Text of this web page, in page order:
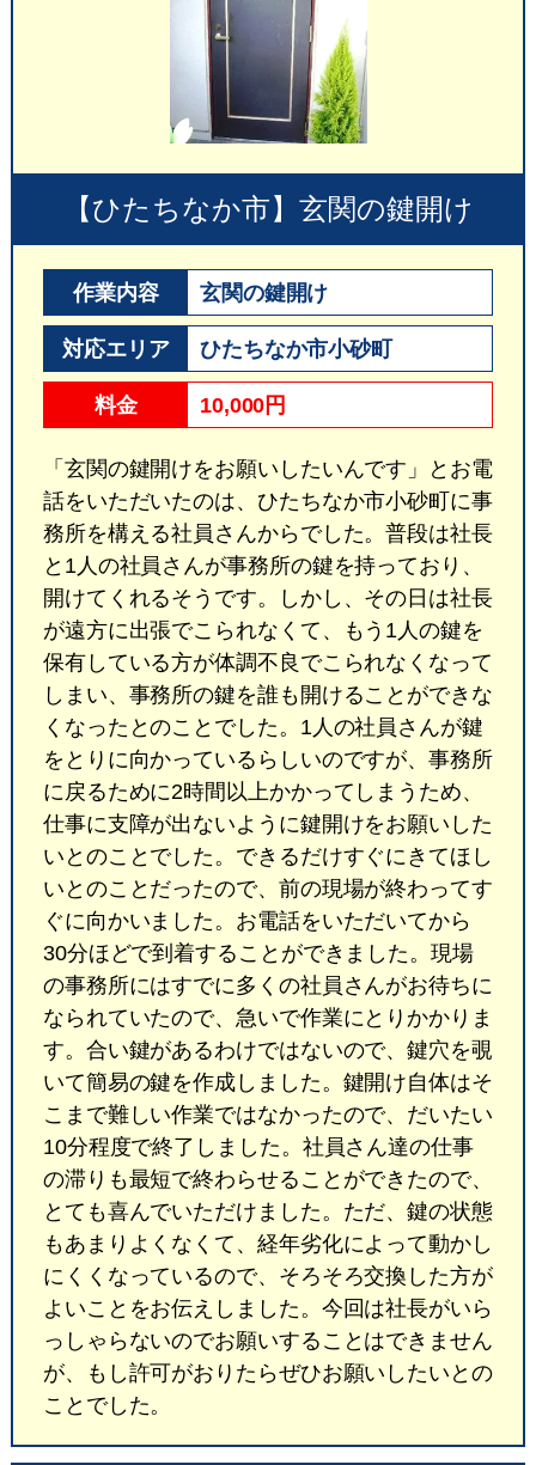
【ひたちなか市】玄関の鍵開け
作業内容 玄関の鍵開け
対応エリア ひたちなか市小砂町
料金 10,000円
「玄関の鍵開けをお願いしたいんです」とお電
話をいただいたのは、ひたちなか市小砂町に事
務所を構える社員さんからでした。普段は社長
と1人の社員さんが事務所の鍵を持っており、
開けてくれるそうです。しかし、その日は社長
が遠方に出張でこられなくて、もう1人の鍵を
保有している方が体調不良でこられなくなって
しまい、事務所の鍵を誰も開けることができな
くなったとのことでした。1人の社員さんが鍵
をとりに向かっているらしいのですが、事務所
に戻るために2時間以上かかってしまうため、
仕事に支障が出ないように鍵開けをお願いした
いとのことでした。できるだけすぐにきてほし
いとのことだったので、前の現場が終わってす
ぐに向かいました。お電話をいただいてから
30分ほどで到着することができました。現場
の事務所にはすでに多くの社員さんがお待ちに
なられていたので、急いで作業にとりかかりま
す。合い鍵があるわけではないので、鍵穴を覗
いて簡易の鍵を作成しました。鍵開け自体はそ
こまで難しい作業ではなかったので、だいたい
10分程度で終了しました。社員さん達の仕事
の滞りも最短で終わらせることができたので、
とても喜んでいただけました。ただ、鍵の状態
もあまりよくなくて、経年劣化によって動かし
にくくなっているので、そろそろ交換した方が
よいことをお伝えしました。今回は社長がいら
っしゃらないのでお願いすることはできません
が、もし許可がおりたらぜひお願いしたいとの
ことでした。